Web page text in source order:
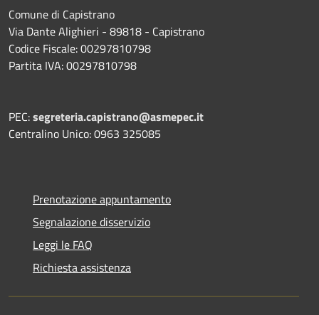
Comune di Capistrano
Via Dante Alighieri - 89818 - Capistrano
Codice Fiscale: 00297810798
Partita IVA: 00297810798
PEC:segreteria.capistrano@asmepec.it
Centralino Unico: 0963 325085
Prenotazione appuntamento
Segnalazione disservizio
Leggi le FAQ
Richiesta assistenza